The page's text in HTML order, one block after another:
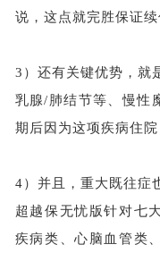
说，这点就完胜保证续
3） 还有关键优势，就
乳腺/肺结节等、慢性
期后因为这项疾病住院
4）并且，重大既往症
超越保无忧版针对七
疾病类、心脑血管类